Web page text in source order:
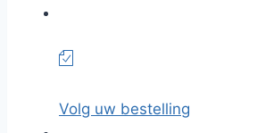
Volg uw bestelling